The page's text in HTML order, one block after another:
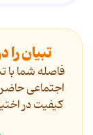
تبیان
فاصله شما
اجتماعی
کیفیت در